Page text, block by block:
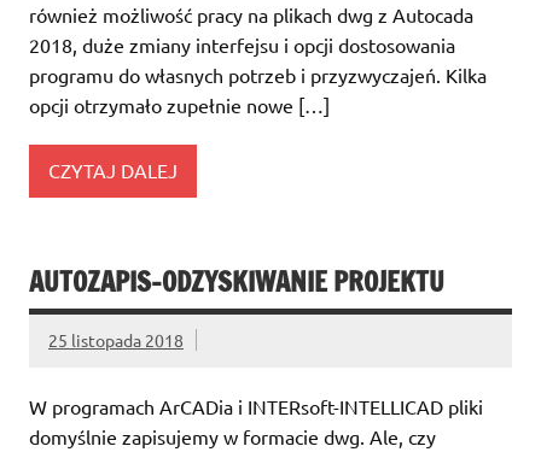
również możliwość pracy na plikach dwg z Autocada
2018, duże zmiany interfejsu i opcji dostosowania
programu do własnych potrzeb i przyzwyczajeń. Kilka
opcji otrzymało zupełnie nowe […]
CZYTAJ DALEJ
AUTOZAPIS-ODZYSKIWANIE PROJEKTU
25 listopada 2018
W programach ArCADia i INTERsoft-INTELLICAD pliki
domyślnie zapisujemy w formacie dwg. Ale, czy